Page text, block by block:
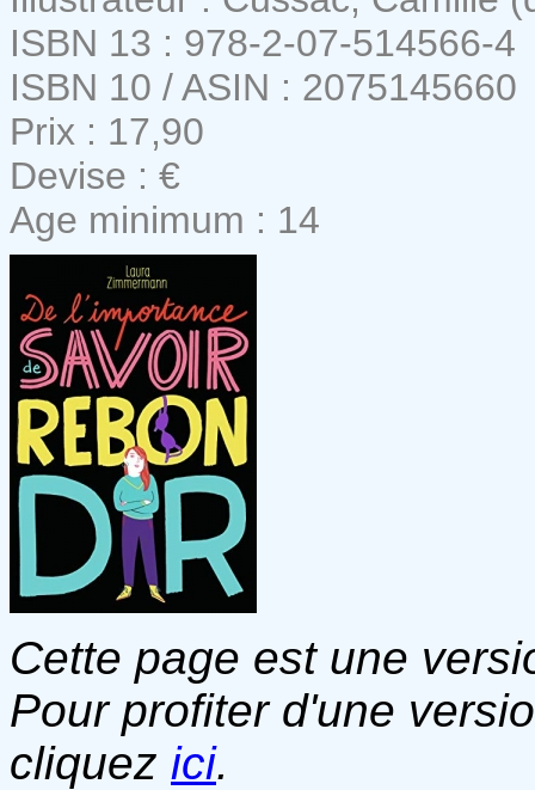
ISBN 13 : 978-2-07-514566-4
ISBN 10 / ASIN : 2075145660
Prix : 17,90
Devise : €
Age minimum : 14
Cette page est une
Pour profiter d'une
cliquez ici.